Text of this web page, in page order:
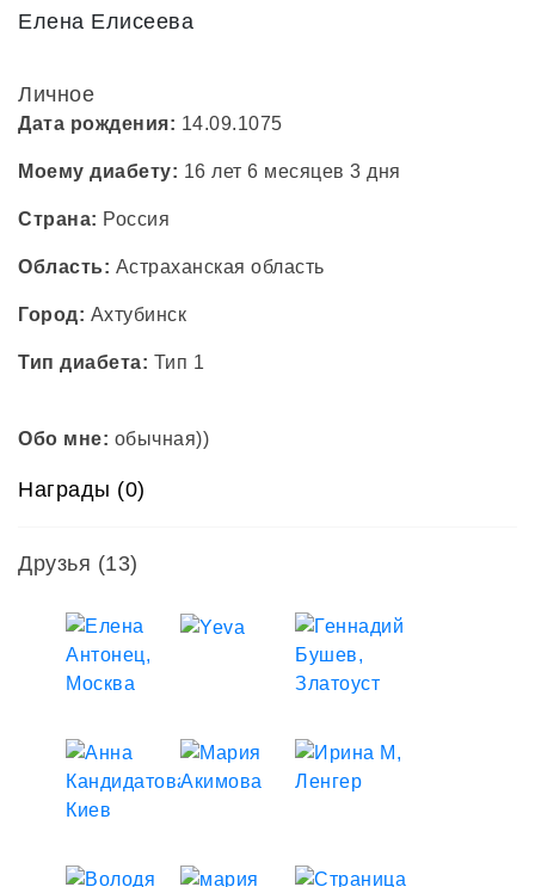
Елена Елисеева
Личное
Дата рождения: 14.09.1075
Моему диабету: 16 лет 6 месяцев 3 дня
Страна: Россия
Область: Астраханская область
Город: Ахтубинск
Тип диабета: Тип 1
Обо мне: обычная))
Награды (0)
Друзья (13)